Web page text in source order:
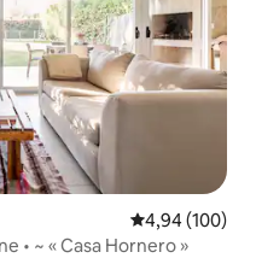
Évaluation
4,94 (100)
• ~ « Casa Hornero »